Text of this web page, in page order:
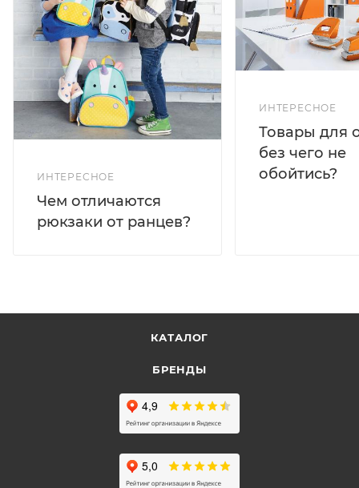
ИНТЕРЕСНОЕ
Чем отличаются
рюкзаки от ранцев?
ИНТЕРЕСНОЕ
Товары для
без чего не
обойтись?
КАТАЛОГ
БРЕНДЫ